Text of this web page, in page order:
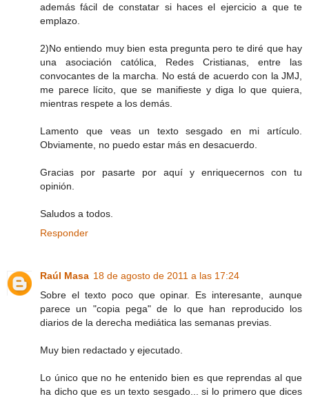
además fácil de constatar si haces el ejercicio a que te
emplazo.
2)No entiendo muy bien esta pregunta pero te diré que hay
una asociación católica, Redes Cristianas, entre las
convocantes de la marcha. No está de acuerdo con la JMJ,
me parece lícito, que se manifieste y diga lo que quiera,
mientras respete a los demás.
Lamento que veas un texto sesgado en mi artículo.
Obviamente, no puedo estar más en desacuerdo.
Gracias por pasarte por aquí y enriquecernos con tu
opinión.
Saludos a todos.
Responder
Raúl Masa 18 de agosto de 2011 a las 17:24
Sobre el texto poco que opinar. Es interesante, aunque
parece un "copia pega" de lo que han reproducido los
diarios de la derecha mediática las semanas previas.
Muy bien redactado y ejecutado.
Lo único que no he entenido bien es que reprendas al que
ha dicho que es un texto sesgado... si lo primero que dices